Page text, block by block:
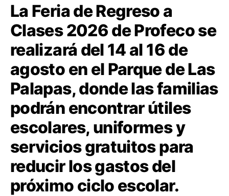
La Feria de Regreso a
Clases 2026 de Profeco se
realizará del 14 al 16 de
agosto en el Parque de Las
Palapas, donde las familias
podrán encontrar útiles
escolares, uniformes y
servicios gratuitos para
reducir los gastos del
próximo ciclo escolar.